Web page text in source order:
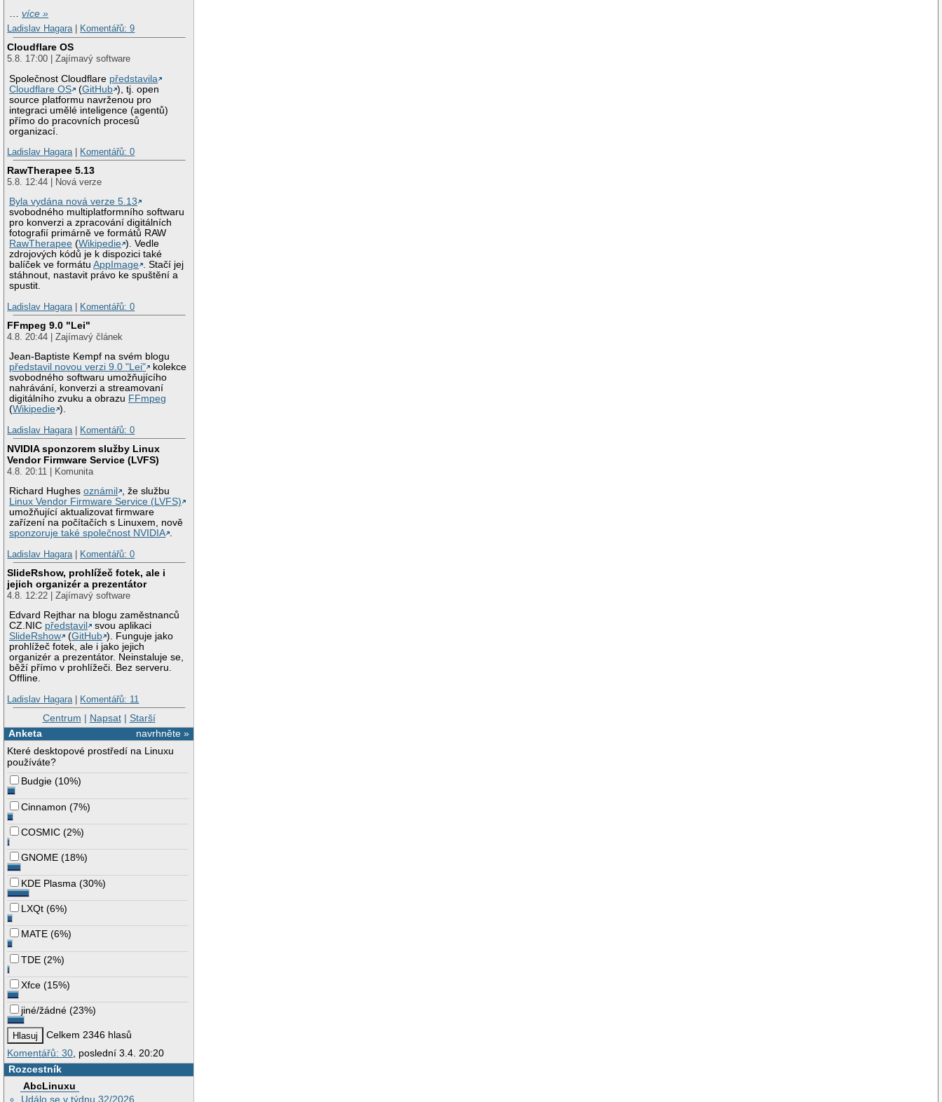
…více »
Ladislav Hagara| Komentářů: 9
Cloudflare OS
5.8. 17:00 | Zajímavý software
Společnost Cloudflare představila
Cloudflare OS
(GitHub ), tj. open
source platformu navrženou pro
integraci umělé inteligence (agentů)
přímo do pracovních procesů
organizací.
Ladislav Hagara| Komentářů: 0
RawTherapee 5.13
5.8. 12:44 | Nová verze
Byla vydána nová verze 5.13
svobodného multiplatformního softwaru
pro konverzi a zpracování digitálních
fotografií primárně ve formátů RAW
RawTherapee (Wikipedie ). Vedle
zdrojových kódů je k dispozici také
balíček ve formátuAppImage . Stačí jej
stáhnout, nastavit právo ke spuštění a
spustit.
Ladislav Hagara| Komentářů: 0
FFmpeg 9.0 "Lei"
4.8. 20:44 | Zajímavý článek
Jean-Baptiste Kempf na svém blogu
představil novou verzi 9.0 "Lei"
kolekce
svobodného softwaru umožňujícího
nahrávání, konverzi a streamovaní
digitálního zvuku a obrazu FFmpeg
(Wikipedie ).
Ladislav Hagara| Komentářů: 0
NVIDIA sponzorem služby Linux
Vendor Firmware Service (LVFS)
4.8. 20:11 | Komunita
Richard Hughesoznámil
, že službu
Linux Vendor Firmware Service (LVFS)
umožňující aktualizovat firmware
zařízení na počítačích s Linuxem, nově
sponzoruje také společnost NVIDIA .
Ladislav Hagara| Komentářů: 0
SlideRshow, prohlížeč fotek, ale i
jejich organizér a prezentátor
4.8. 12:22 | Zajímavý software
Edvard Rejthar na blogu zaměstnanců
CZ.NIC představil
svou aplikaci
SlideRshow
(GitHub ). Funguje jako
prohlížeč fotek, ale i jako jejich
organizér a prezentátor. Neinstaluje se,
běží přímo v prohlížeči. Bez serveru.
Offline.
Ladislav Hagara| Komentářů: 11
Centrum | Napsat| Starší
navrhněte »
Anketa
Které desktopové prostředí na Linuxu
používáte?
Budgie (10%)
Cinnamon (7%)
COSMIC (2%)
GNOME (18%)
KDE Plasma (30%)
LXQt (6%)
MATE (6%)
TDE (2%)
Xfce (15%)
jiné/žádné (23%)
Celkem 2346 hlasů
Komentářů: 30 , poslední 3.4. 20:20
Rozcestník
AbcLinuxu
Událo se v týdnu 32/2026